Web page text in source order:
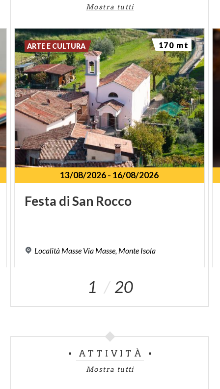
Mostra tutti
13/08/2026- 16/08/2026
Festa diSan Rocco
Località Masse Via Masse, Monte Isola
ARTE E CULTURA 170 mt
1 20
ATTIVITÀ
Mostra tutti